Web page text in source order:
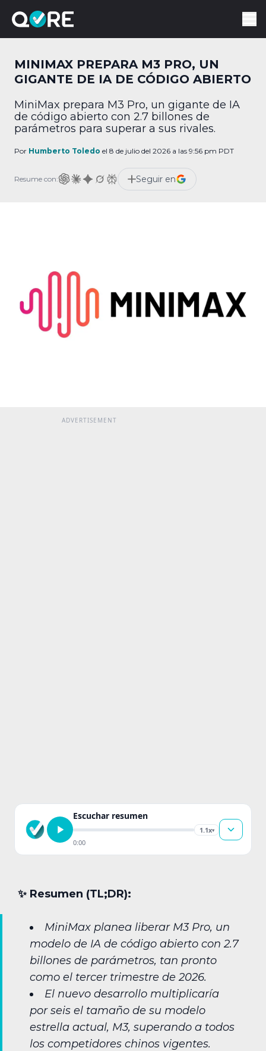
MINIMAX PREPARA M3 PRO, UN
GIGANTE DE IA DE CÓDIGO ABIERTO
MiniMax prepara M3 Pro, un gigante de IA
de código abierto con 2.7 billones de
parámetros para superar a sus rivales.
Por Humberto Toledo el 8 de julio del 2026 a las 9:56 pm PDT
Resume con: Seguir en
Escuchar resumen
1.1x▾
0:00
✨︎ Resumen (TL;DR):
MiniMax planea liberar M3 Pro, un
modelo de IA de código abierto con 2.7
billones de parámetros, tan pronto
como el tercer trimestre de 2026.
El nuevo desarrollo multiplicaría
por seis el tamaño de su modelo
estrella actual, M3, superando a todos
los competidores chinos vigentes.